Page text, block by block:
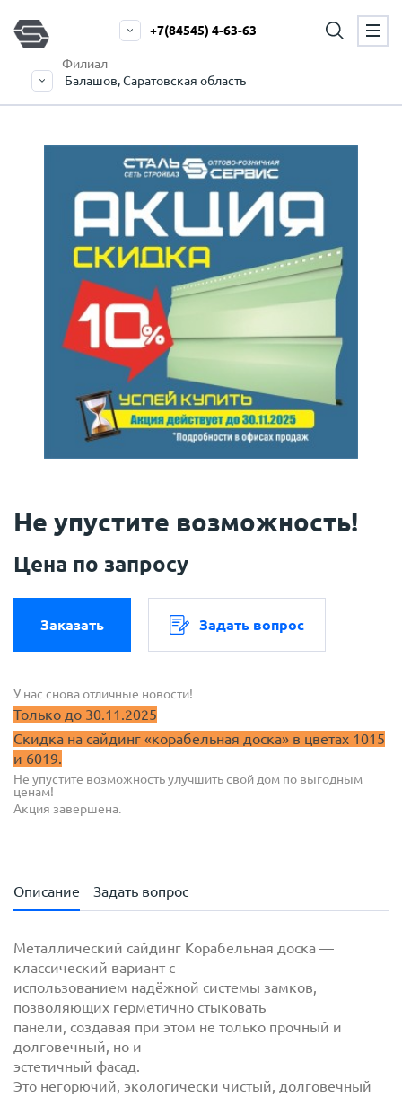
Филиал
Балашов, Саратовская область
+7(84545) 4-63-63
Не упустите возможность!
Цена по запросу
Заказать Задать вопрос
У нас снова отличные новости!
Только до 30.11.2025
Скидка на сайдинг «корабельная доска» в цветах 1015
и 6019.
Не упустите возможность улучшить свой дом по выгодным
ценам!
Акция завершена.
Описание Задать вопрос
Металлический сайдинг Корабельная доска —
классический вариант с
использованием надёжной системы замков,
позволяющих герметично стыковать
панели, создавая при этом не только прочный и
долговечный, но и
эстетичный фасад.
Это негорючий, экологически чистый, долговечный